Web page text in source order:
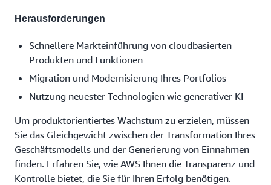
Herausforderungen
Schnellere Markteinführung von cloudbasierten
Produkten und Funktionen
Migration und Modernisierung Ihres Portfolios
Nutzung neuester Technologien wie generativer KI
Um produktorientiertes Wachstum zu erzielen, müssen
Sie das Gleichgewicht zwischen der Transformation Ihres
Geschäftsmodells und der Generierung von Einnahmen
finden. Erfahren Sie, wie AWS Ihnen die Transparenz und
Kontrolle bietet, die Sie für Ihren Erfolg benötigen.